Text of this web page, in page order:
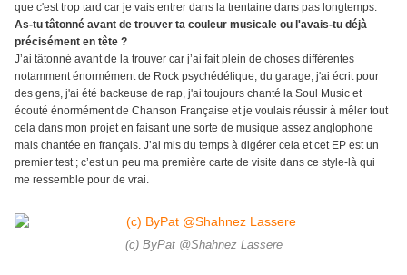
que c'est trop tard car je vais entrer dans la trentaine dans pas longtemps.
As-tu tâtonné avant de trouver ta couleur musicale ou l'avais-tu déjà
précisément en tête ?
J’ai tâtonné avant de la trouver car j’ai fait plein de choses différentes
notamment énormément de Rock psychédélique, du garage, j'ai écrit pour
des gens, j'ai été backeuse de rap, j'ai toujours chanté la Soul Music et
écouté énormément de Chanson Française et je voulais réussir à mêler tout
cela dans mon projet en faisant une sorte de musique assez anglophone
mais chantée en français. J’ai mis du temps à digérer cela et cet EP est un
premier test ; c’est un peu ma première carte de visite dans ce style-là qui
me ressemble pour de vrai.
(c) ByPat @Shahnez Lassere